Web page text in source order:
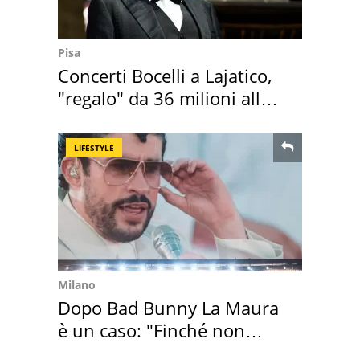
Pisa
Concerti Bocelli a Lajatico,
"regalo" da 36 milioni alla
LIFESTYLE
Milano
Dopo Bad Bunny La Maura
è un caso: "Finché non